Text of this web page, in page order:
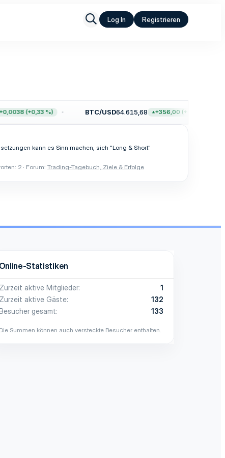
Log In Registrieren
(+0,33 %) BTC/USD64.615,68 +356,00 (+0,55 %)
kann es Sinn machen, sich "Long & Short"
2 Forum: Trading-Tagebuch, Ziele & Erfolge
Online-Statistiken
Zurzeit aktive Mitglieder
1
Zurzeit aktive Gäste
132
gesamt
133
Die Summen können auch versteckte Besucher enthalten.